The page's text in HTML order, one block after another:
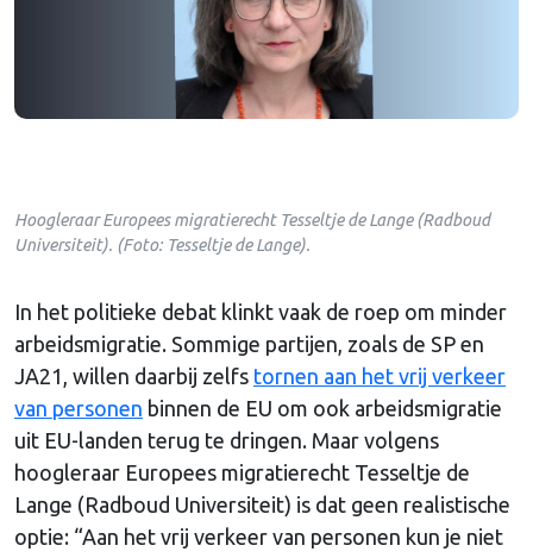
Hoogleraar Europees migratierecht Tesseltje de Lange (Radboud
Universiteit). (Foto: Tesseltje de Lange).
In het politieke debat klinkt vaak de roep om minder
arbeidsmigratie. Sommige partijen, zoals de SP en
JA21, willen daarbij zelfs tornen aan het vrij verkeer
van personen binnen de EU om ook arbeidsmigratie
uit EU-landen terug te dringen. Maar volgens
hoogleraar Europees migratierecht Tesseltje de
Lange (Radboud Universiteit) is dat geen realistische
optie: “Aan het vrij verkeer van personen kun je niet